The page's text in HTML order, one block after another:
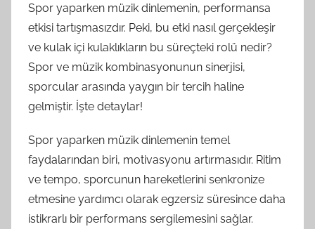
Spor yaparken müzik dinlemenin, performansa
etkisi tartışmasızdır. Peki, bu etki nasıl gerçekleşir
ve kulak içi kulaklıkların bu süreçteki rolü nedir?
Spor ve müzik kombinasyonunun sinerjisi,
sporcular arasında yaygın bir tercih haline
gelmiştir. İşte detaylar!
Spor yaparken müzik dinlemenin temel
faydalarından biri, motivasyonu artırmasıdır. Ritim
ve tempo, sporcunun hareketlerini senkronize
etmesine yardımcı olarak egzersiz süresince daha
istikrarlı bir performans sergilemesini sağlar.